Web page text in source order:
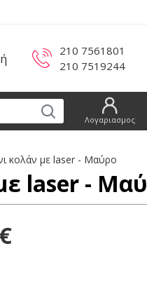
210 7561801
210 7519244
Λογαριασμος
κολάν με laser - Μαύρο
laser -